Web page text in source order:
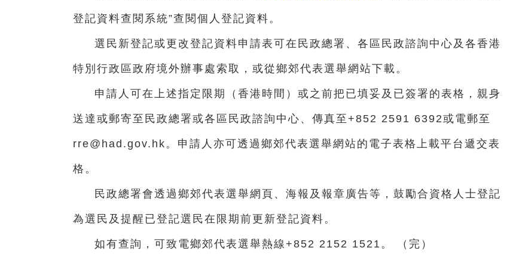
登記資料查閱系統”查閱個人登記資料。
選民新登記或更改登記資料申請表可在民政總署、各區民政諮詢中心及各香港
特別行政區政府境外辦事處索取，或從鄉郊代表選舉網站下載。
申請人可在上述指定限期（香港時間）或之前把已填妥及已簽署的表格，親身
送達或郵寄至民政總署或各區民政諮詢中心、傳真至+852 2591 6392或電郵至
rre@had.gov.hk。申請人亦可透過鄉郊代表選舉網站的電子表格上載平台遞交表
格。
民政總署會透過鄉郊代表選舉網頁、海報及報章廣告等，鼓勵合資格人士登記
為選民及提醒已登記選民在限期前更新登記資料。
如有查詢，可致電鄉郊代表選舉熱線+852 2152 1521。 （完）